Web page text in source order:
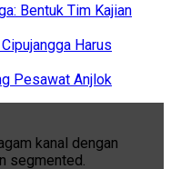
Bentuk Tim Kajian
Harus
Pesawat Anjlok
kanal dengan
segmented.